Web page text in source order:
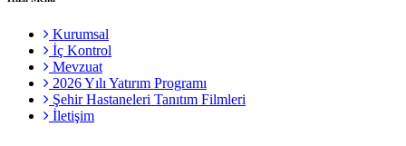
Kurumsal
İç Kontrol
Mevzuat
2026 Yılı Yatırım Programı
Şehir Hastaneleri Tanıtım Filmleri
İletişim